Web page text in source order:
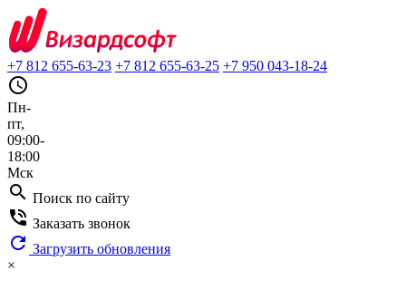
+7 812 655-63-23 +7 812 655-63-25 +7 950 043-18-24
query_builder
Пн-
пт,
09:00-
18:00
Мск
search Поиск по сайту
phone_in_talk Заказать звонок
refresh Загрузить обновления
×